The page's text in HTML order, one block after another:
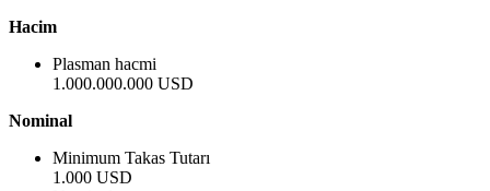
Hacim
Plasman hacmi
1.000.000.000 USD
Nominal
Minimum Takas Tutarı
1.000 USD